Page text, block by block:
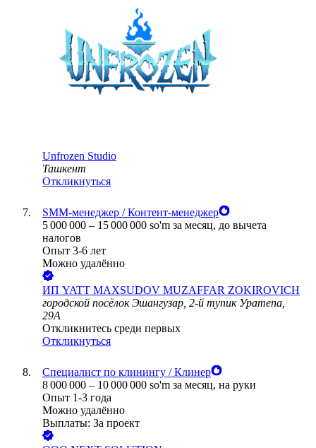
Unfrozen Studio
Ташкент
Откликнуться
SMM-менеджер / Контент-менеджер
5 000 000 – 15 000 000 so'm за месяц, до вычета
налогов
Опыт 3-6 лет
Можно удалённо
ИП YATT MAXSUDOV MUZAFFAR ZOKIROVICH
городской посёлок Эшангузар, 2-й тупик Уратепа,
29A
Откликнитесь среди первых
Откликнуться
Специалист по клинингу / Клинер
8 000 000 – 10 000 000 so'm за месяц, на руки
Опыт 1-3 года
Можно удалённо
Выплаты: За проект